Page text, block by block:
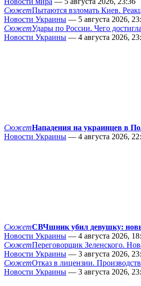
СюжетПытаются взломать Киев.
Новости Украины — 5 августа 2026,
СюжетУдары по России. Чего
Новости Украины — 4 августа 2026,
СюжетНападения на украинцев в
Новости Украины — 4 августа 2026,
СюжетСВЧшник убил девушку:
Новости Украины — 4 августа 2026,
СюжетПереговорщик Зеленского.
Новости Украины — 3 августа 2026,
СюжетОтказ в лицензии.
Новости Украины — 3 августа 2026,